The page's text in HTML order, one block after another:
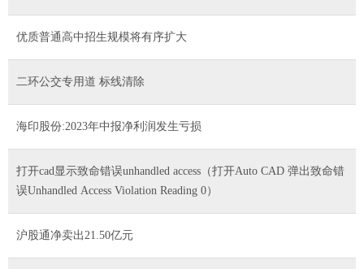
优质普通高中招生规模将有序扩大
二环公交专用道 标线清除
海印股份:2023年中报净利润发生亏损
打开cad显示致命错误unhandled access（打开Auto CAD 弹出致命错
误Unhandled Access Violation Reading 0）
沪股通净卖出21.50亿元